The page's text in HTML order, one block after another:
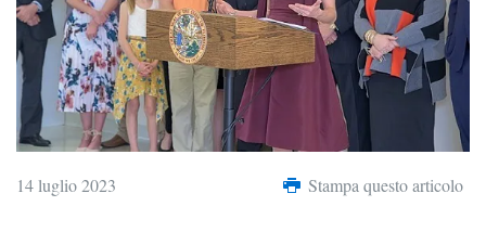
14 luglio 2023 Stampa questo articolo